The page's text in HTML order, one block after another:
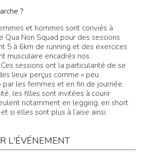
?
et hommes sont conviés à
Qua Non Squad pour des sessions
5 à 6km de running et des exercices
musculaire encadrés nos
sessions ont la particularité de se
lieux perçus comme « peu
par les femmes et en fin de journée.
les filles sont invitées à courir
notamment en legging, en short
si elles sont plus à l’aise ainsi.
L'ÉVÉNEMENT